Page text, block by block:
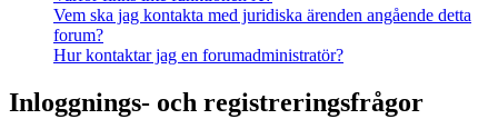
Vem ska jag kontakta med juridiska ärenden angående detta
forum?
Hur kontaktar jag en forumadministratör?
Inloggnings- och registreringsfrågor